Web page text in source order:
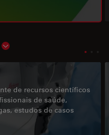
Show subnavigation
de recursos científicos
de saúde,
estudos de casos